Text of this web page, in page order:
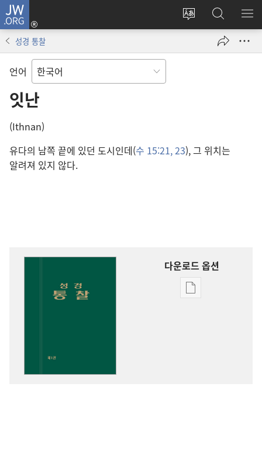
JW.ORG
사이트
변경
로그인
(새로운
열기)
JW.ORG
검색
메
성경 통찰
언어
잇난
(Ithnan)
유다의 남쪽 끝에 있던 도시인데(수 15:21,23), 그 위치는
알려져 있지 않다.
다운로드 옵션
출판물